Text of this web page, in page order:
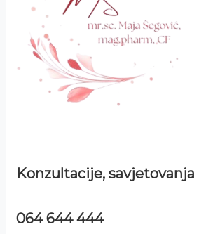
Konzultacije, savjetovanja
064 644 444